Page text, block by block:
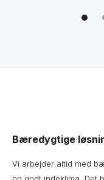
Bæredygtige
Vi arbejder altid med